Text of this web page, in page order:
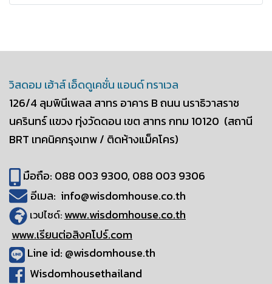
วิสดอม เฮ้าส์ เอ็ดดูเคชั่น แอนด์ ทราเวล
126/4 ลุมพินีเพลส สาทร อาคาร Bถนน นราธิวาสราช
นครินทร์ เเขวง ทุ่งวัดดอน เขต สาทร กทม 10120 (สถานี
BRT เทคนิคกรุงเทพ / ติดห้างแม็คโคร)
มือถือ: 088 003 9300, 088 003 9306
อีเมล: info@wisdomhouse.co.th
เวปไซด์: www.wisdomhouse.co.th
www.เรียนต่อสิงคโปร์.com
Line id: @wisdomhouse.th
Wisdomhousethailand